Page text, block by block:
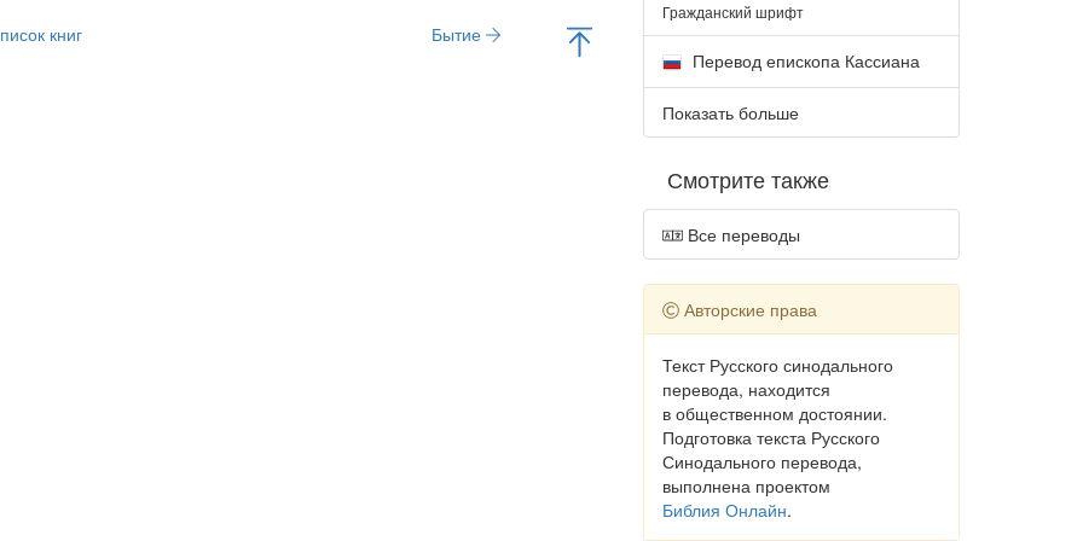
книг Бытие
Гражданский шрифт
Перевод епископа Кассиана
Показать больше
Смотрите также
Все переводы
Авторские права
Текст Русского синодального
перевода, находится
в общественном достоянии.
Подготовка текста Русского
Синодального перевода,
выполнена проектом
Библия Онлайн.